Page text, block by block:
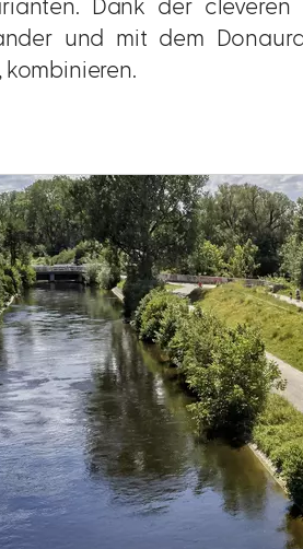
Dank der
und mit dem
kombinieren.